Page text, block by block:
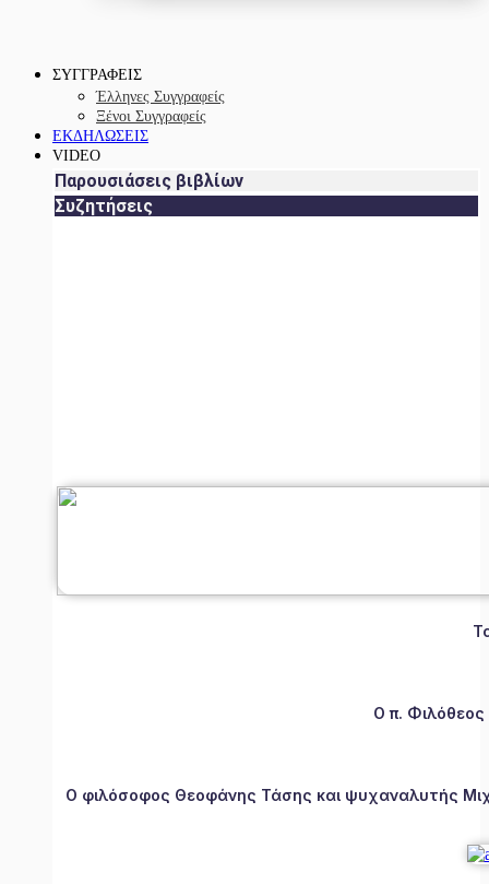
ΣΥΓΓΡΑΦΕΙΣ
Έλληνες Συγγραφείς
Ξένοι Συγγραφείς
ΕΚΔΗΛΩΣΕΙΣ
VIDEO
Παρουσιάσεις βιβλίων
Συζητήσεις
Ο π.
Ο φιλόσοφος Θεοφάνης Τάσης και ψυχαναλυτής